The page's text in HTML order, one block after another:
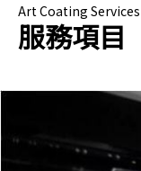
Art Coating Services
服務項目